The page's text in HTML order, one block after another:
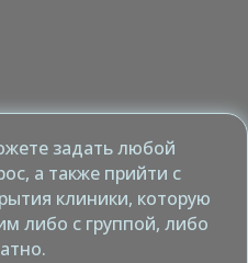
задать любой
а также прийти с
клиники, которую
либо с группой, либо